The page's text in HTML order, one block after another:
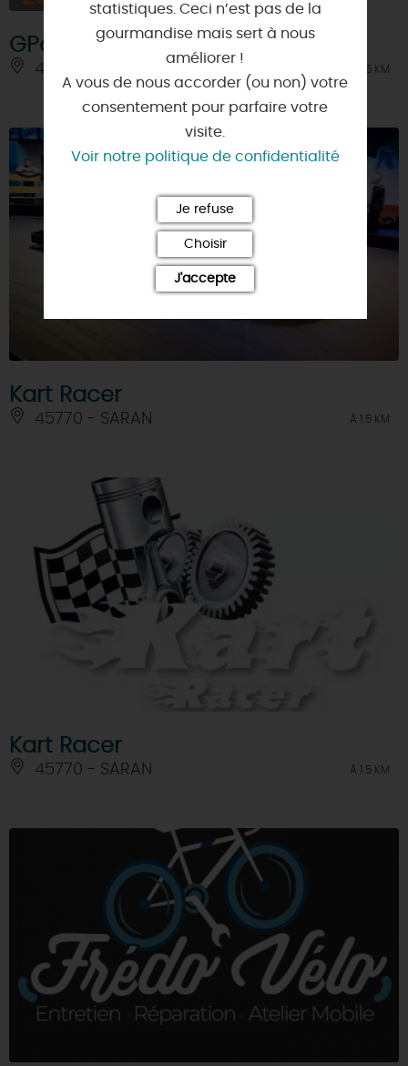
GPark
45770 - SARAN À 1.5 KM
Kart Racer
45770 - SARAN À 1.5 KM
Kart Racer
45770 - SARAN À 1.5 KM
statistiques. Ceci n’est pas de la
gourmandise mais sert à nous
améliorer !
A vous de nous accorder (ou non) votre
consentement pour parfaire votre
visite.
Voir notre politique de confidentialité
Je refuse
Choisir
J'accepte